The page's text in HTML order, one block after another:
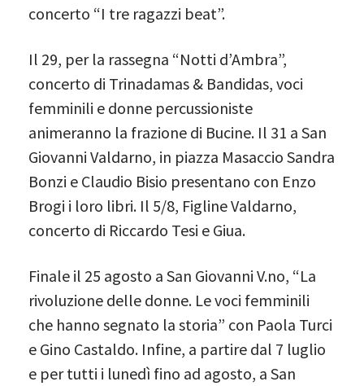
concerto “I tre ragazzi beat”.
Il 29, per la rassegna “Notti d’Ambra”,
concerto di Trinadamas & Bandidas, voci
femminili e donne percussioniste
animeranno la frazione di Bucine. Il 31 a San
Giovanni Valdarno, in piazza Masaccio Sandra
Bonzi e Claudio Bisio presentano con Enzo
Brogi i loro libri. Il 5/8, Figline Valdarno,
concerto di Riccardo Tesi e Giua.
Finale il 25 agosto a San Giovanni V.no, “La
rivoluzione delle donne. Le voci femminili
che hanno segnato la storia” con Paola Turci
e Gino Castaldo. Infine, a partire dal 7 luglio
e per tutti i lunedì fino ad agosto, a San